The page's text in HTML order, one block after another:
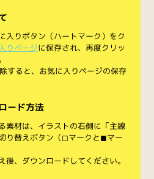
入りボタン（ハートマーク）をク
りページに保存され、再度クリッ
すると、お気に入りページの保存
ード方法
素材は、イラストの右側に「主線
り替えボタン（◻︎マークと◼︎マー
後、ダウンロードしてください。